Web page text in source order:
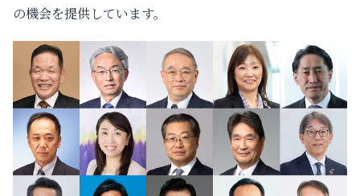
の機会を提供しています。